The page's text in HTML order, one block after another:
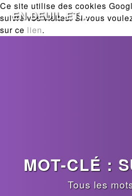
Ce site utilise des cookies
suivre vos visites. Si vous
sur ce lien.
EN DEUIL ET...
MOT-CLÉ :
Tous les